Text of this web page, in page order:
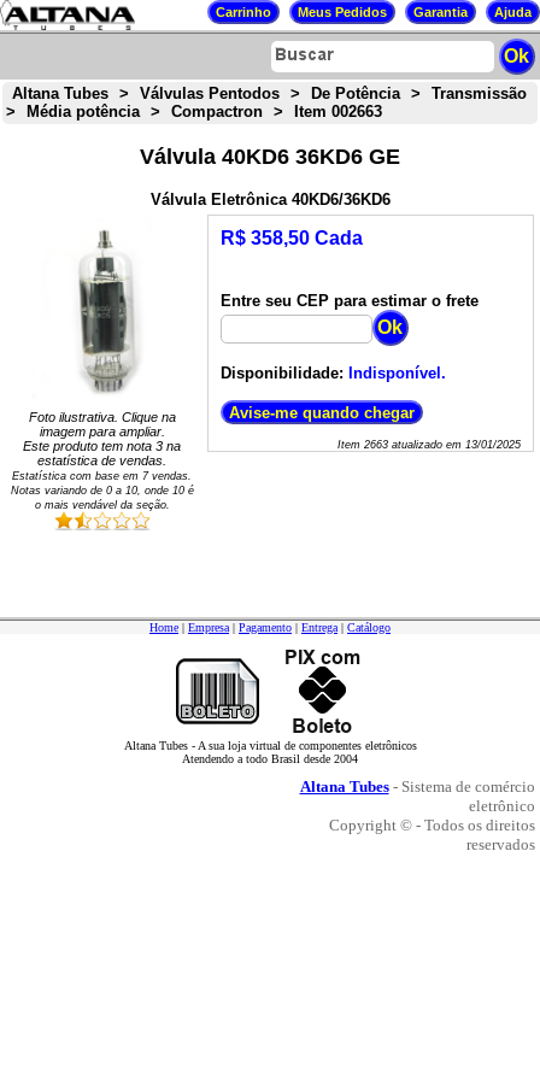
Altana Tubes > Válvulas Pentodos > De Potência >
Transmissão
>
Média potência > Compactron > Item 002663
Válvula 40KD6 36KD6 GE
Válvula Eletrônica 40KD6/36KD6
Foto ilustrativa. Clique na
imagem para ampliar.
Este produto tem nota 3 na
estatística de vendas.
Estatística com base em 7vendas.
Notas variando de 0a 10, onde 10 é
o mais vendável da seção.
R$ 358,50 Cada
Entre seu CEP para estimar o frete
Disponibilidade: Indisponível.
Item 2663atualizado em 13/01/2025
Home | Empresa | Pagamento | Entrega | Catálogo
Altana Tubes - A sua loja virtual de componentes eletrônicos
Atendendo a todo Brasil desde 2004
Altana Tubes- Sistema de comércio
eletrônico
Copyright © - Todos os direitos
reservados